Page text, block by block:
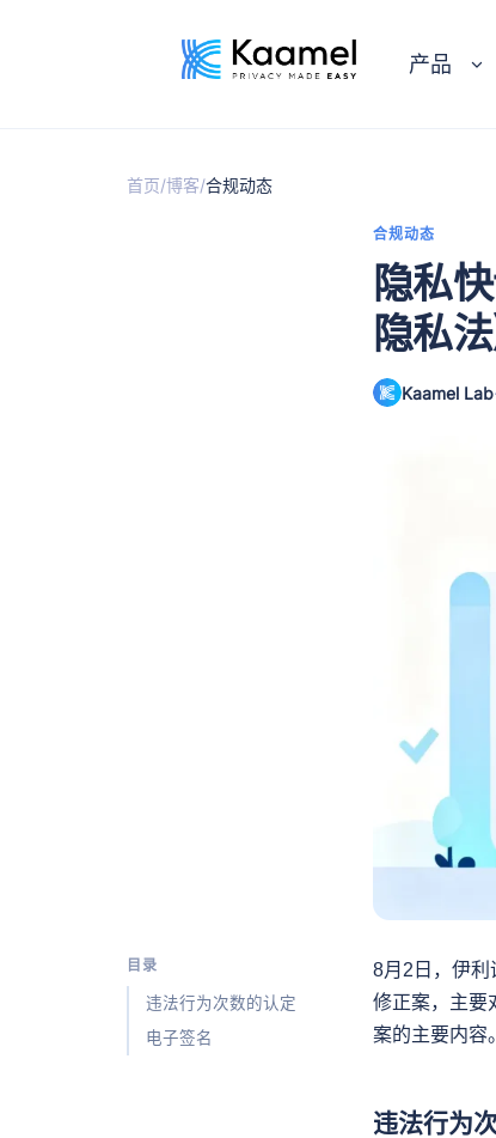
产品
首页/博客/合规动态
合规动态
隐私
隐私
Kaamel Lab·
目录
违法行为次数的认定
电子签名
8月2日，伊利
修正案，主要
案的主要内容。
违法行为